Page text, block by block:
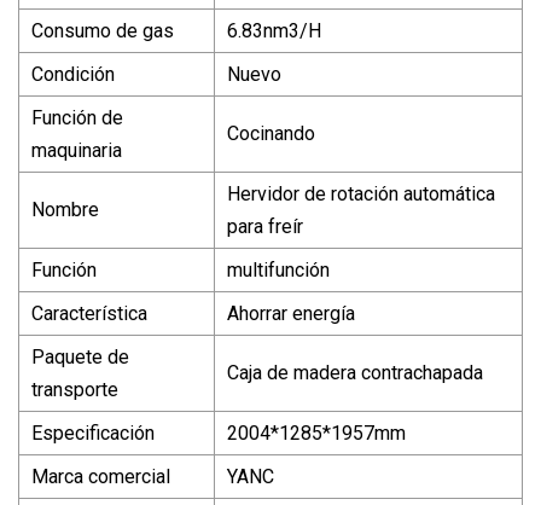
Consumo de gas
6.83nm3/H
Condición
Nuevo
Función de
maquinaria
Cocinando
Nombre
Hervidor de rotación automática
para freír
Función
multifunción
Característica
Ahorrar energía
Paquete de
transporte
Caja de madera contrachapada
Especificación
2004*1285*1957mm
Marca comercial
YANC